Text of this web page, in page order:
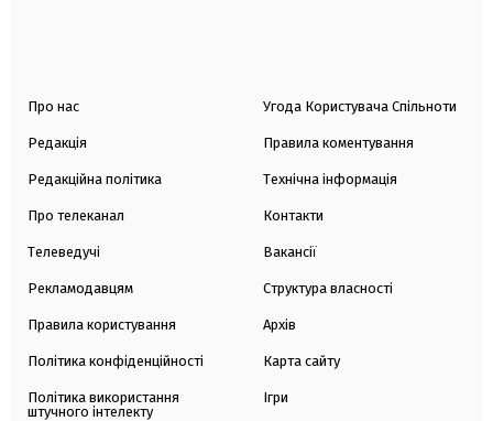
Про нас
Редакція
Редакційна політика
Про телеканал
Телеведучі
Рекламодавцям
Правила користування
Політика конфіденційності
Політика використання
штучного інтелекту
Угода Користувача Спільноти
Правила коментування
Технічна інформація
Контакти
Вакансії
Структура власності
Архів
Карта сайту
Ігри